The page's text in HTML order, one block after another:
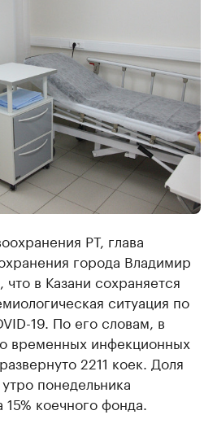
РТ, глава
города Владимир
в Казани сохраняется
ситуация по
19. По его словам, в
временных инфекционных
2211 коек. Доля
понедельника
15% коечного фонда.